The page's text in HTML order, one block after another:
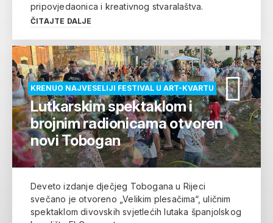
pripovjedaonica i kreativnog stvaralaštva.
ČITAJTE DALJE
KRENUO NAJVESELIJI FESTIVAL U ART-KVARTU
Lutkarskim spektaklom i
brojnim radionicama otvoren
novi Tobogan
Deveto izdanje dječjeg Tobogana u Rijeci
svečano je otvoreno „Velikim plesačima“, uličnim
spektaklom divovskih svjetlećih lutaka španjolskog